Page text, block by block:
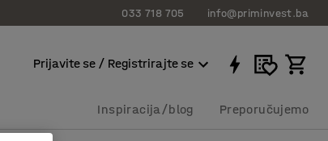
033 718 705 info@priminvest.ba
Prijavite se / Registrirajte se
Inspiracija/blog Preporučujemo